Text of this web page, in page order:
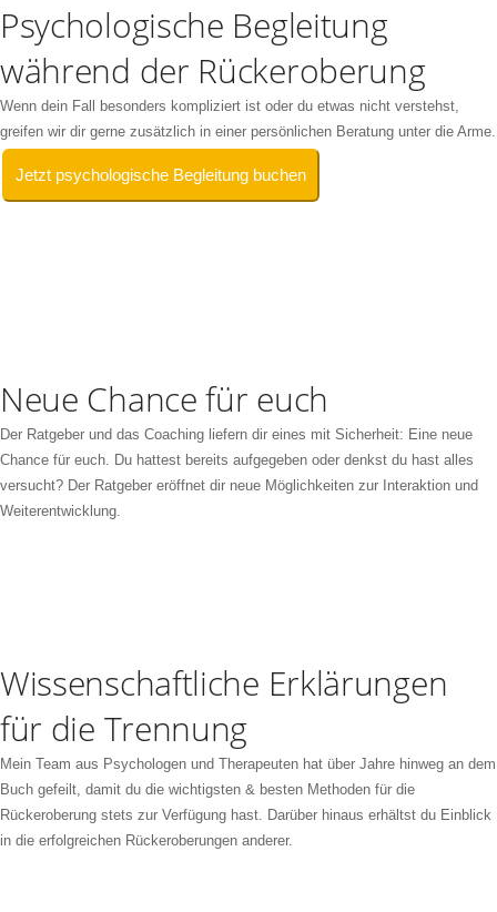
Psychologische Begleitung
während der Rückeroberung
Wenn dein Fall besonders kompliziert ist oder du etwas nicht verstehst,
greifen wir dir gerne zusätzlich in einer persönlichen Beratung unter die Arme.
Jetzt psychologische Begleitung buchen
Neue Chance für euch
Der Ratgeber und das Coaching liefern dir eines mit Sicherheit: Eine neue
Chance für euch. Du hattest bereits aufgegeben oder denkst du hast alles
versucht? Der Ratgeber eröffnet dir neue Möglichkeiten zur Interaktion und
Weiterentwicklung.
Wissenschaftliche Erklärungen
für die Trennung
Mein Team aus Psychologen und Therapeuten hat über Jahre hinweg an dem
Buch gefeilt, damit du die wichtigsten & besten Methoden für die
Rückeroberung stets zur Verfügung hast. Darüber hinaus erhältst du Einblick
in die erfolgreichen Rückeroberungen anderer.